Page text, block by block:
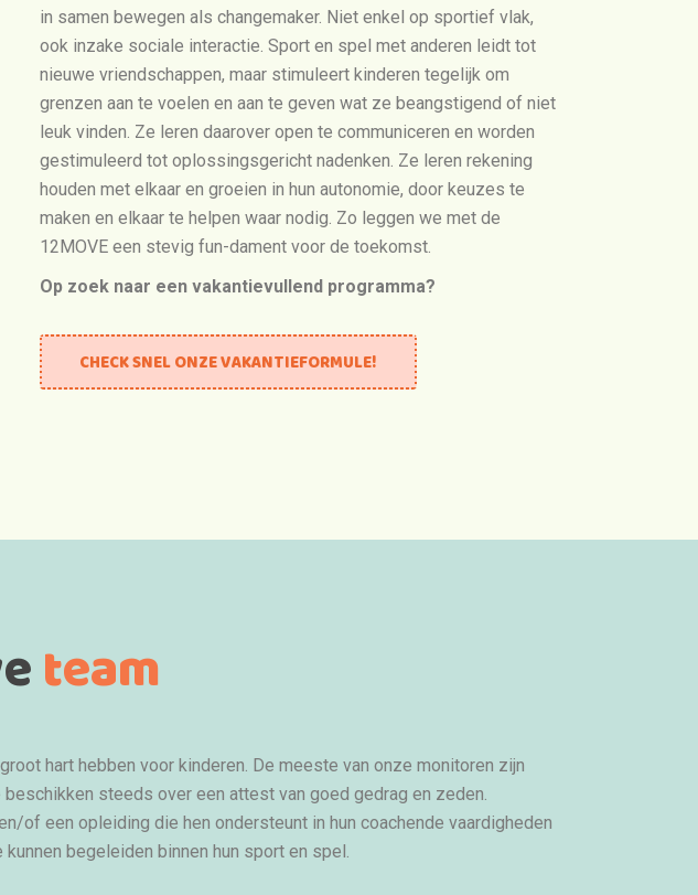
in samen bewegen als changemaker. Niet enkel op sportief vlak,
ook inzake sociale interactie. Sport en spel met anderen leidt tot
nieuwe vriendschappen, maar stimuleert kinderen tegelijk om
grenzen aan te voelen en aan te geven wat ze beangstigend of niet
leuk vinden. Ze leren daarover open te communiceren en worden
gestimuleerd tot oplossingsgericht nadenken. Ze leren rekening
houden met elkaar en groeien in hun autonomie, door keuzes te
maken en elkaar te helpen waar nodig. Zo leggen we met de
12MOVE een stevig fun-dament voor de toekomst.
Op zoek naar een vakantievullend programma?
CHECK SNEL ONZE VAKANTIEFORMULE!
team
hart hebben voor kinderen. De meeste van onze monitoren zijn
steeds over een attest van goed gedrag en zeden.
of een opleiding die hen ondersteunt in hun coachende vaardigheden
begeleiden binnen hun sport en spel.